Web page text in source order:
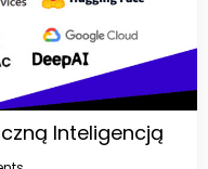
Inteligencją